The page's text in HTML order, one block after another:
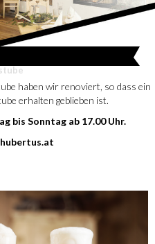
haben wir renoviert, so dass ein
erhalten geblieben ist.
bis Sonntag ab 17.00 Uhr.